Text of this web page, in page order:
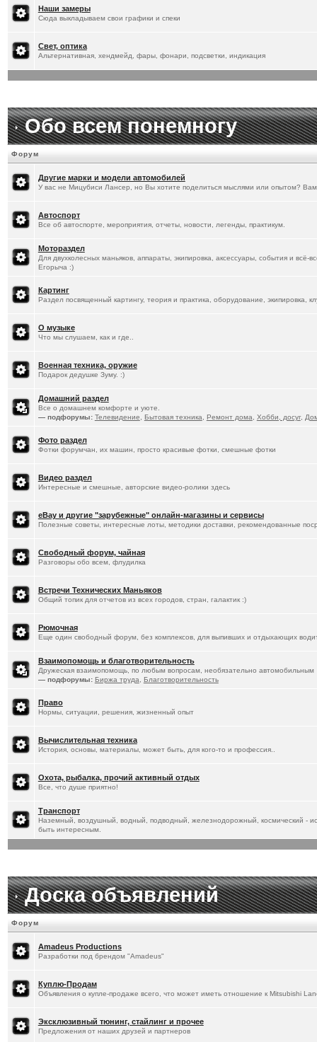
[20.1.2026]Titus:
Наши замеры
Сюда выкладываем свои графики и спеки
Свет, оптика
Альтернативная, хендмейд, фары, фонари, подсветки, индикация
Обо всем понемногу
Форум
Другие марки и модели автомобилей
У вас не Мицубиси Лансер, но Вы хотите поделиться мыслями или опытом?
Автоспорт
Все об автоспорте, мероприятия, отчеты, новости, легенды, практикум.
Мотораздел
Для двухколесных маньяков, аппараты, экипировка, аксессуары, события и всё-
Егорыча :)
Картинг
Раздел посвященный картингу, теория и практика, оборудование, экипировка,
О музыке
Что мы слушаем, как и где..
Военная техника, оружие
Подарок дедушке Зуму. :)
Домашний раздел
Все о домашнем комфорте и уюте.
— подфорумы: Телевидение Бытовая техника Ремонт дома Хобби, досуг,
Фото раздел
Фотки форумчан, их машин, просто красивые фотки, смешные фотки
Видео раздел
Интересные и смешные, авторские видео-ролики здесь
eBay и другие "зарубежные" онлайн-магазины и сервисы
Полезные советы, интересные лоты, методики доставки, рекомендованные
Свободный форум, чайная
Разговоры обо всем, флудилка
Встречи Технических Маньяков
Общий топик для отчетов из всех городов, стран, галактик :)
Рюмочная
Еще один свободный форум, без комплексов, для выпивших и отдыхающих
Взаимопомощь и благотворительность
Дружеская взаимопомощь, по любым вопросам, необязательно автомобильным
— подфорумы: Биржа труда Благотворительность
Право
Нормы, ситуации, решения, жизненный опыт
Вычислительная техника
История, основы, материалы, может быть, для кого-то и профессия..
Охота, рыбалка, прочий активный отдых
Все, что душе приятно!
Транспорт
Наземный, воздушный, водный, подводный, железнодорожный, космический -
быть интересным.
Доска объявлений
Форум
Amadeus Productions
Разработки под брендом "Amadeus"
Куплю-Продам
Объявления о купле-продаже всего, что может иметь отношение к Mitsubishi
Эксклюзивный тюнинг, стайлинг и прочее
Предложения от наших друзей и партнеров